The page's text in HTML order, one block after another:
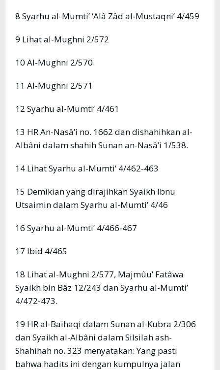
8 Syarhu al-Mumti’ ‘Alâ Zâd al-Mustaqni’ 4/459
9 Lihat al-Mughni 2/572
10 Al-Mughni 2/570.
11 Al-Mughni 2/571
12 Syarhu al-Mumti’ 4/461
13 HR An-Nasâ’i no. 1662 dan dishahihkan al-
Albâni dalam shahih Sunan an-Nasâ’i 1/538.
14 Lihat Syarhu al-Mumti’ 4/462-463
15 Demikian yang dirajihkan Syaikh Ibnu
Utsaimin dalam Syarhu al-Mumti’ 4/46
16 Syarhu al-Mumti’ 4/466-467
17 Ibid 4/465
18 Lihat al-Mughni 2/577, Majmûu’ Fatâwa
Syaikh bin Bâz 12/243 dan Syarhu al-Mumti’
4/472-473.
19 HR al-Baihaqi dalam Sunan al-Kubra 2/306
dan Syaikh al-Albâni dalam Silsilah ash-
Shahihah no. 323 menyatakan: Yang pasti
bahwa hadits ini dengan kumpulnya jalan